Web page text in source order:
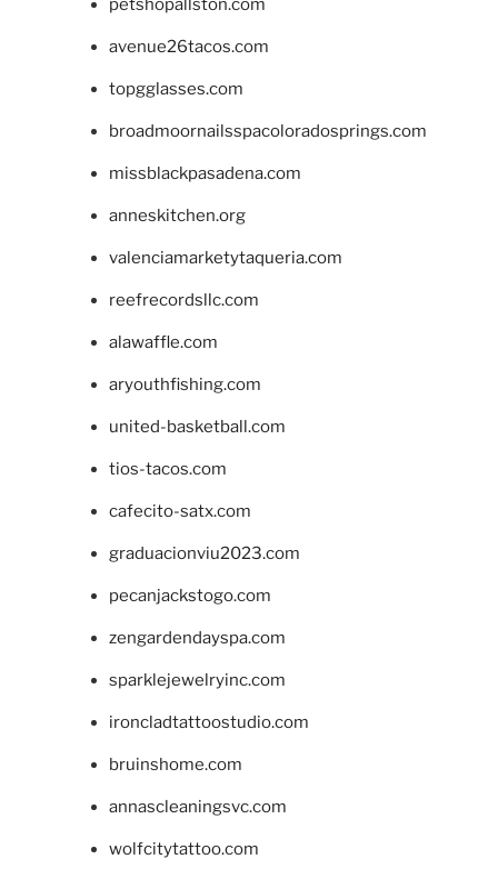
petshopallston.com
avenue26tacos.com
topgglasses.com
broadmoornailsspacoloradosprings.com
missblackpasadena.com
anneskitchen.org
valenciamarketytaqueria.com
reefrecordsllc.com
alawaffle.com
aryouthfishing.com
united-basketball.com
tios-tacos.com
cafecito-satx.com
graduacionviu2023.com
pecanjackstogo.com
zengardendayspa.com
sparklejewelryinc.com
ironcladtattoostudio.com
bruinshome.com
annascleaningsvc.com
wolfcitytattoo.com